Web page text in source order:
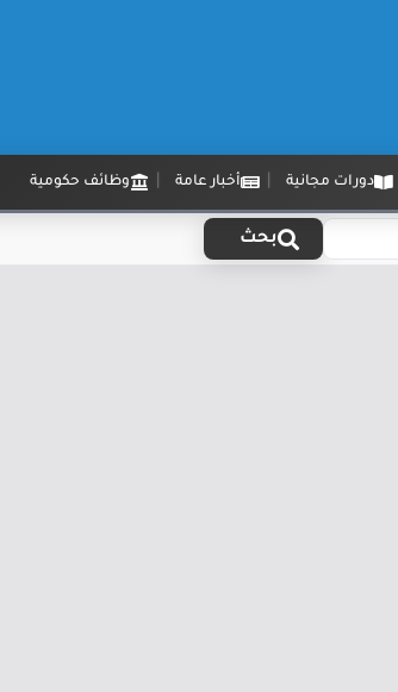
دورات مجانية أخبار عامة وظائف حكومية
بحث